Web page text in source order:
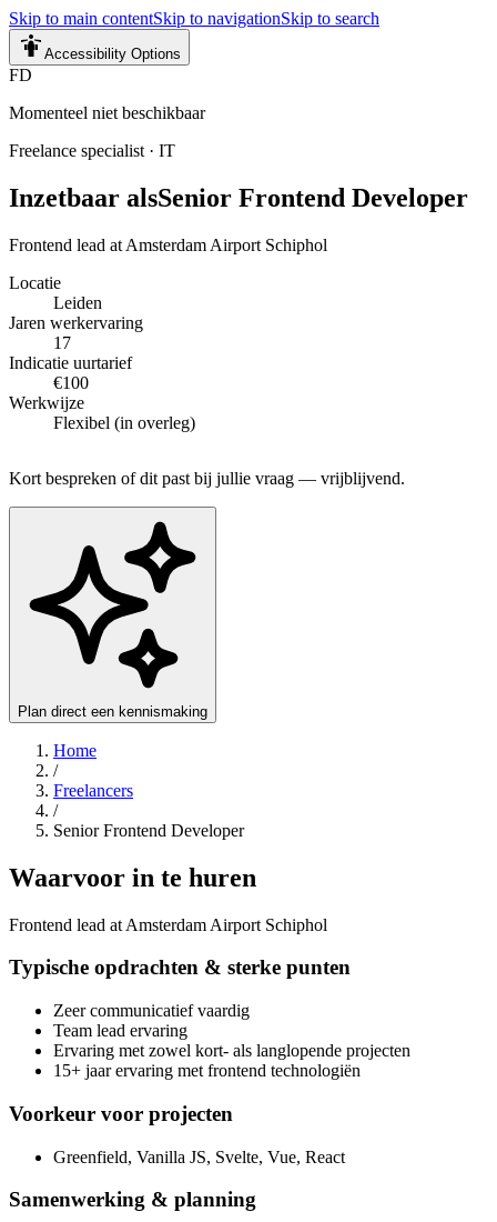
Skip to main contentSkip to navigationSkip to search
Accessibility Options
FD
Momenteel niet beschikbaar
Freelance specialist · IT
Inzetbaar alsSenior Frontend Developer
Frontend lead at Amsterdam Airport Schiphol
Locatie
Leiden
Jaren werkervaring
17
Indicatie uurtarief
€100
Werkwijze
Flexibel (in overleg)
Kort bespreken of dit past bij jullie vraag — vrijblijvend.
Plan direct een kennismaking
Home
/
Freelancers
/
Senior Frontend Developer
Waarvoor in te huren
Frontend lead at Amsterdam Airport Schiphol
Typische opdrachten & sterke punten
Zeer communicatief vaardig
Team lead ervaring
Ervaring met zowel kort- als langlopende projecten
15+ jaar ervaring met frontend technologiën
Voorkeur voor projecten
Greenfield, Vanilla JS, Svelte, Vue, React
Samenwerking & planning